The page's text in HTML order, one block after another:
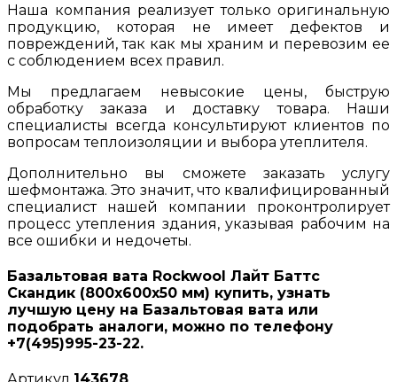
Наша компания реализует только оригинальную
продукцию, которая не имеет дефектов и
повреждений, так как мы храним и перевозим ее
с соблюдением всех правил.
Мы предлагаем невысокие цены, быструю
обработку заказа и доставку товара. Наши
специалисты всегда консультируют клиентов по
вопросам теплоизоляции и выбора утеплителя.
Дополнительно вы сможете заказать услугу
шефмонтажа. Это значит, что квалифицированный
специалист нашей компании проконтролирует
процесс утепления здания, указывая рабочим на
все ошибки и недочеты.
Базальтовая вата Rockwool Лайт Баттс
Скандик (800х600х50 мм) купить, узнать
лучшую цену на Базальтовая вата или
подобрать аналоги, можно по телефону
+7(495)995-23-22.